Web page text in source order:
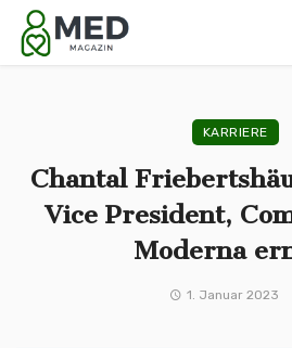
KARRIERE
Chantal
Vice President,
Moderna
1. Januar 2023